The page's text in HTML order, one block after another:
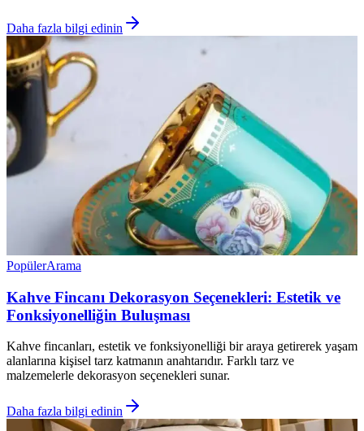
Daha fazla bilgi edinin
PopülerArama
Kahve Fincanı Dekorasyon Seçenekleri: Estetik ve
Fonksiyonelliğin Buluşması
Kahve fincanları, estetik ve fonksiyonelliği bir araya getirerek yaşam
alanlarına kişisel tarz katmanın anahtarıdır. Farklı tarz ve
malzemelerle dekorasyon seçenekleri sunar.
Daha fazla bilgi edinin